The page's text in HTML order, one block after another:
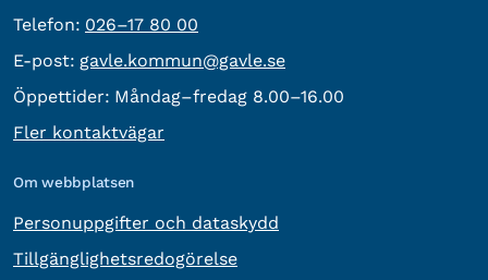
Telefon: Telefon:
026–17 80 00
E-post: E-post:
gavle.kommun@gavle.se
Öppettider: Måndag–fredag 8.00–16.00
Fler kontaktvägar
Om webbplatsen
Personuppgifter och dataskydd
Tillgänglighetsredogörelse